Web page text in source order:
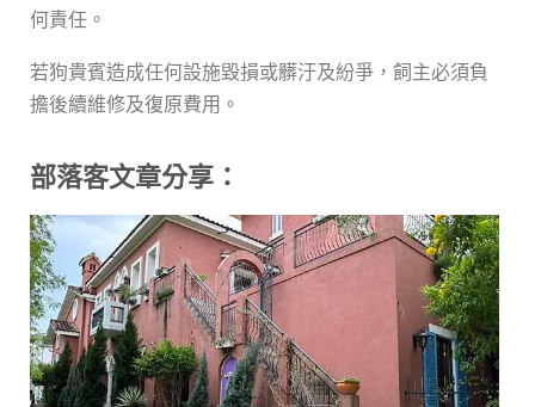
何責任。
若狗貴賓造成任何設施毀損或髒汙及紛爭，飼主必須負
擔後續維修及復原費用。
部落客文章分享：